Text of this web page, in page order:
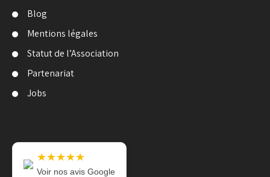
Blog
Mentions légales
Statut de l’Association
Partenariat
Jobs
★★★★★
Voir nos avis Google